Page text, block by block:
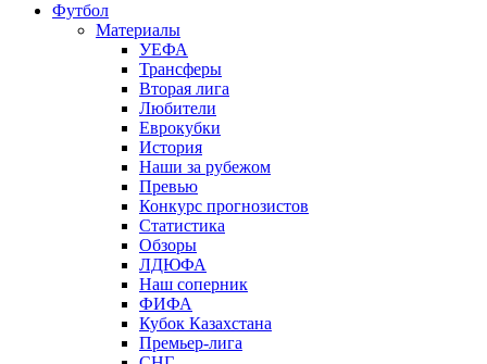
Футбол
Материалы
УЕФА
Трансферы
Вторая лига
Любители
Еврокубки
История
Наши за рубежом
Превью
Конкурс прогнозистов
Статистика
Обзоры
ЛДЮФА
Наш соперник
ФИФА
Кубок Казахстана
Премьер-лига